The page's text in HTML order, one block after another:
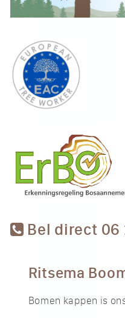
Bel direct 06
OFFERTE
CONTACT
Ritsema
Bomen kappen is